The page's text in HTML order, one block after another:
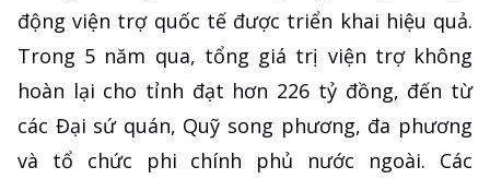
động viện trợ quốc tế được triển khai hiệu quả.
Trong 5 năm qua, tổng giá trị viện trợ không
hoàn lại cho tỉnh đạt hơn 226 tỷ đồng, đến từ
các Đại sứ quán, Quỹ song phương, đa phương
và tổ chức phi chính phủ nước ngoài. Các